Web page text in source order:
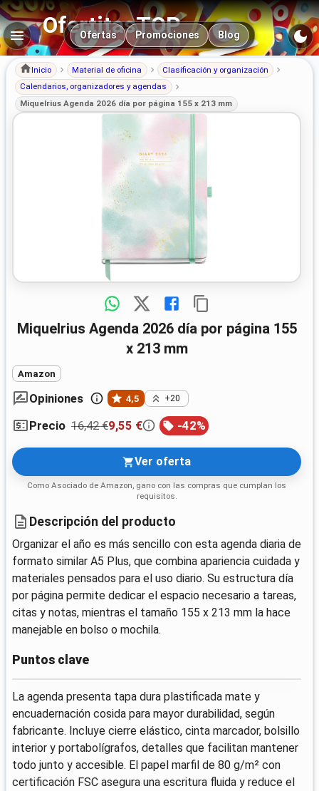
OfertitasTOP
Navegación principal
Ofertas Promociones Blog
Inicio Material de oficina
Clasificación y organización
Calendarios, organizadores y agendas
Miquelrius Agenda 2026 día por página 155 x 213 mm
Miquelrius Agenda 2026 día por página 155
x 213 mm
Amazon
Opiniones 4,5 +20
Precio 16,42 €9,55 € -42%
Ver oferta
Como Asociado de Amazon, gano con las compras que cumplan los
requisitos.
Descripción del producto
Organizar el año es más sencillo con esta agenda diaria de
formato similar A5 Plus, que combina apariencia cuidada y
materiales pensados para el uso diario. Su estructura día
por página permite dedicar el espacio necesario a tareas,
citas y notas, mientras el tamaño 155 x 213 mm la hace
manejable en bolso o mochila.
Puntos clave
La agenda presenta tapa dura plastificada mate y
encuadernación cosida para mayor durabilidad, según
fabricante. Incluye cierre elástico, cinta marcador, bolsillo
interior y portabolígrafos, detalles que facilitan mantener
todo junto y accesible. El papel marfil de 80 g/m² con
certificación FSC asegura una escritura fluida y reduce el